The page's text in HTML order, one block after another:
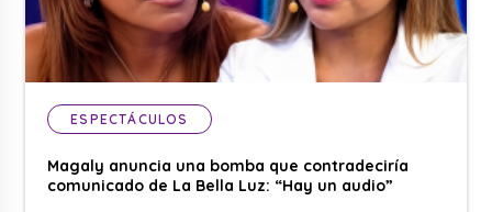
ESPECTÁCULOS
Magaly anuncia una bomba que contradeciría
comunicado de La Bella Luz: “Hay un audio”